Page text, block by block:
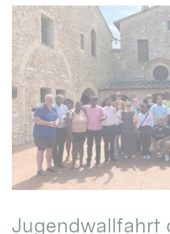
Jugendwallfahrt